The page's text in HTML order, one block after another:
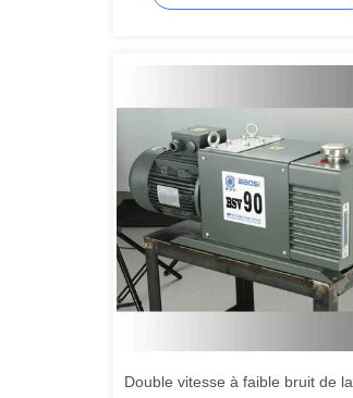
Double vitesse à faible bruit de la